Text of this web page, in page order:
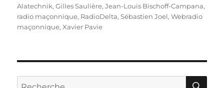
Alatechnik,Gilles Saulière,Jean-Louis Bischoff-Campana,
radio maçonnique, RadioDelta,Sébastien Joel,Webradio
maçonnique,Xavier Pavie
Recherche